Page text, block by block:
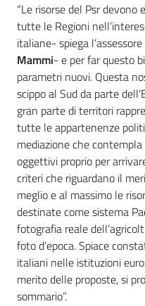
“Le risorse del Psr
tutte le Regioni
italiane- spiega
Mammi- e per far questo
parametri nuovi. Questa
scippo al Sud da parte
gran parte di territori
tutte le appartenenze
mediazione che
oggettivi proprio per
criteri che riguardano il
meglio e al massimo le
destinate come sistema
fotografia reale
foto d’epoca. Spiace
italiani nelle istituzioni
merito delle proposte, si
sommario”.